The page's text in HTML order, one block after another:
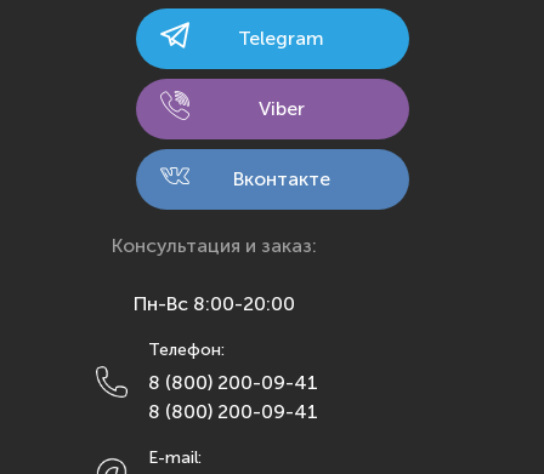
Калининград
Кемерово
Кострома
Краснодар
Красноярск
Махачкала
Москва
Набережные Челны
Telegram
Viber
Вконтакте
Консультация и заказ:
Пн-Вс 8:00-20:00
Телефон:
8 (800) 200-09-41
8 (800) 200-09-41
E-mail: